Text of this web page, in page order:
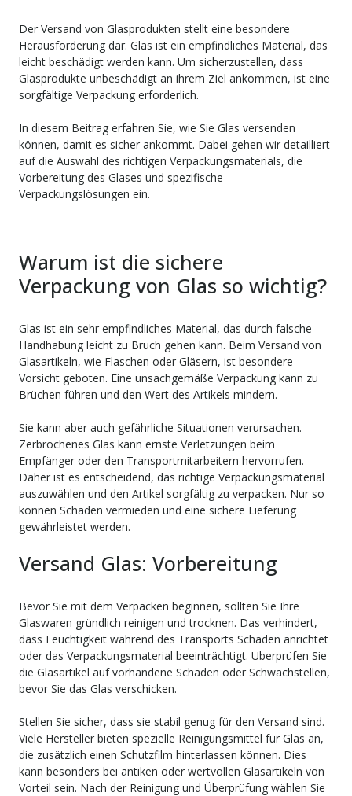
Der Versand von Glasprodukten stellt eine besondere
Herausforderung dar. Glas ist ein empfindliches Material, das
leicht beschädigt werden kann. Um sicherzustellen, dass
Glasprodukte unbeschädigt an ihrem Ziel ankommen, ist eine
sorgfältige Verpackung erforderlich.
In diesem Beitrag erfahren Sie, wie Sie Glas versenden
können, damit es sicher ankommt. Dabei gehen wir detailliert
auf die Auswahl des richtigen Verpackungsmaterials, die
Vorbereitung des Glases und spezifische
Verpackungslösungen ein.
Warum ist die sichere
Verpackung von Glas so wichtig?
Glas ist ein sehr empfindliches Material, das durch falsche
Handhabung leicht zu Bruch gehen kann. Beim Versand von
Glasartikeln, wie Flaschen oder Gläsern, ist besondere
Vorsicht geboten. Eine unsachgemäße Verpackung kann zu
Brüchen führen und den Wert des Artikels mindern.
Sie kann aber auch gefährliche Situationen verursachen.
Zerbrochenes Glas kann ernste Verletzungen beim
Empfänger oder den Transportmitarbeitern hervorrufen.
Daher ist es entscheidend, das richtige Verpackungsmaterial
auszuwählen und den Artikel sorgfältig zu verpacken. Nur so
können Schäden vermieden und eine sichere Lieferung
gewährleistet werden.
Versand Glas: Vorbereitung
Bevor Sie mit dem Verpacken beginnen, sollten Sie Ihre
Glaswaren gründlich reinigen und trocknen. Das verhindert,
dass Feuchtigkeit während des Transports Schaden anrichtet
oder das Verpackungsmaterial beeinträchtigt. Überprüfen Sie
die Glasartikel auf vorhandene Schäden oder Schwachstellen,
bevor Sie das Glas verschicken.
Stellen Sie sicher, dass sie stabil genug für den Versand sind.
Viele Hersteller bieten spezielle Reinigungsmittel für Glas an,
die zusätzlich einen Schutzfilm hinterlassen können. Dies
kann besonders bei antiken oder wertvollen Glasartikeln von
Vorteil sein. Nach der Reinigung und Überprüfung wählen Sie